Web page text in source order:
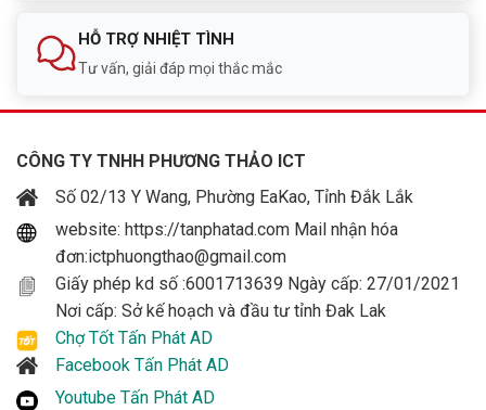
HỖ TRỢ NHIỆT TÌNH
Tư vấn, giải đáp mọi thắc mắc
CÔNG TY TNHH PHƯƠNG THẢO ICT
Số 02/13 Y Wang, Phường EaKao, Tỉnh Đắk Lắk
website: https://tanphatad.com Mail nhận hóa
đơn:ictphuongthao@gmail.com
Giấy phép kd số :6001713639 Ngày cấp: 27/01/2021
Nơi cấp: Sở kế hoạch và đầu tư tỉnh Đak Lak
Chợ Tốt Tấn Phát AD
Facebook Tấn Phát AD
Youtube Tấn Phát AD